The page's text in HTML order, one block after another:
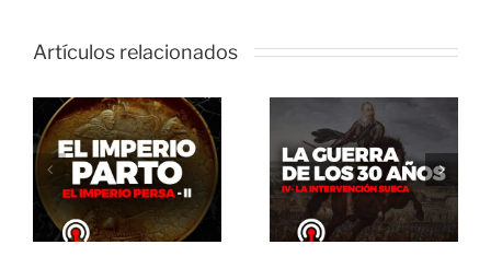
Artículos relacionados
El Abrazo
del Oso. La
guerra de
los 30 años:
La
intervención
El Abrazo
del Oso.
Dinosaurios
Live Stream